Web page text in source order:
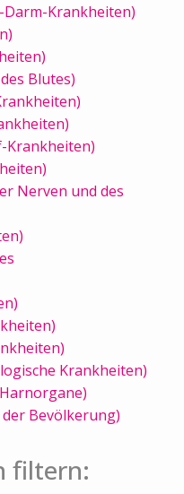
Krankheiten)
Blutes)
Krankheiten)
Nerven und des
Krankheiten)
Bevölkerung)
filtern: